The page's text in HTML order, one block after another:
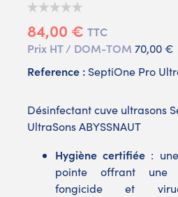
84,00 € TTC
Prix HT / DOM-TOM 70,00 €
Reference : SeptiOne Pro
Désinfectant cuve ultrasons
UltraSons ABYSSNAUT
Hygiène certifiée :
pointe offrant une
fongicide et